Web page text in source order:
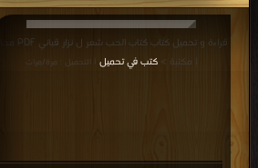
قراءة و تحميل كتاب كتاب الحب شعر ل نزار قباني PDF مجانا
| مكتبة >كتب في تحميل | التحميل : مرة/مرات